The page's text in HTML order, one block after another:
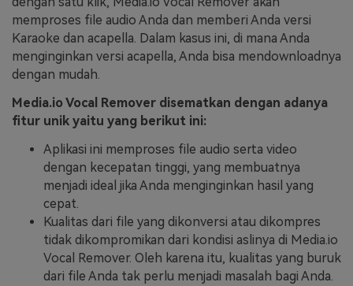
memproses file audio Anda dan memberi Anda versi
Karaoke dan acapella. Dalam kasus ini, di mana Anda
menginginkan versi acapella, Anda bisa mendownloadnya
dengan mudah.
Media.io Vocal Remover disematkan dengan adanya
fitur unik yaitu yang berikut ini:
Aplikasi ini memproses file audio serta video
dengan kecepatan tinggi, yang membuatnya
menjadi ideal jika Anda menginginkan hasil yang
cepat.
Kualitas dari file yang dikonversi atau dikompres
tidak dikompromikan dari kondisi aslinya di Media.io
Vocal Remover. Oleh karena itu, kualitas yang buruk
dari file Anda tak perlu menjadi masalah bagi Anda.